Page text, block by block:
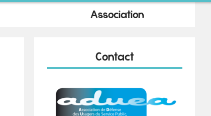
Association
Contact